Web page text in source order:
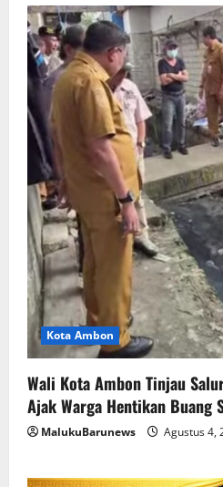
Kota Ambon
Wali Kota Ambon Tinjau
Ajak Warga Hentikan Buang
MalukuBarunews Agustus 4,